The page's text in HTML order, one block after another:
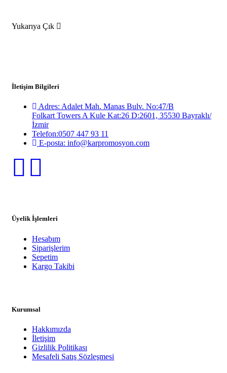
Yukarıya Çık
İletişim Bilgileri
Adres: Adalet Mah. Manas Bulv. No:47/B
Folkart Towers A Kule Kat:26 D:2601, 35530 Bayraklı/
İzmir
Telefon:0507 447 93 11
E-posta: info@karpromosyon.com
Üyelik İşlemleri
Hesabım
Siparişlerim
Sepetim
Kargo Takibi
Kurumsal
Hakkımızda
İletişim
Gizlilik Politikası
Mesafeli Satış Sözleşmesi